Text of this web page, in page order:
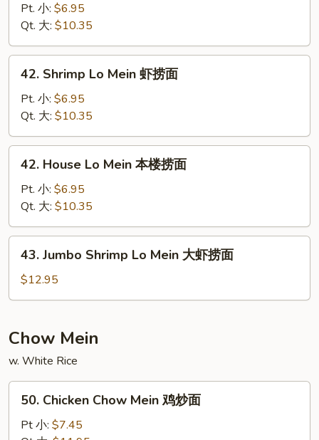
Mein
牛
捞
Pt. 小: $6.95
Qt. 大: $10.35
Shrimp
Mein
虾
捞
42. Shrimp Lo Mein 虾捞面
Pt. 小: $6.95
Qt. 大: $10.35
House
Mein
本
楼
42. House Lo Mein 本楼捞面
Pt. 小: $6.95
Qt. 大: $10.35
Jumbo
Shrimp
Lo
大
虾
捞
面
43. Jumbo Shrimp Lo Mein 大虾捞面
$12.95
Chow Mein
w. White Rice
Chicken
Chow
50. Chicken Chow Mein 鸡炒面
Pt 小: $7.45